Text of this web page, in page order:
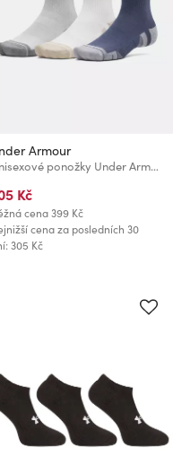
Armour
Unisexové ponožky Under Armour UA Performance Tech 3pk Crew
Kč
cena399 Kč
cena za posledních 30
305 Kč